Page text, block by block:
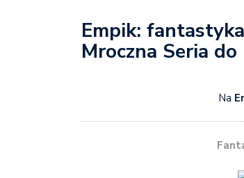
Empik:
Mroczna Seria
Na